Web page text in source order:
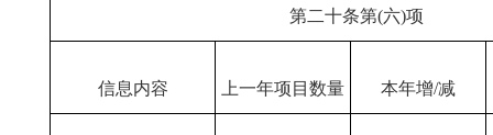
第二十条第(六)项
信息内容 上一年项目数量 本年增/减